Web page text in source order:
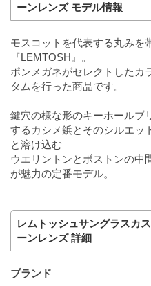
ーンレンズ モデル情報
モスコットを代表する丸みを
『LEMTOSH』。
ポンメガネがセレクトしたカ
タムを行った商品です。
鍵穴の様な形のキーホールブ
するカシメ鋲とそのシルエッ
と溶け込む
ウエリントンとボストンの中
が魅力の定番モデル。
レムトッシュサングラスカ
ーンレンズ 詳細
ブランド